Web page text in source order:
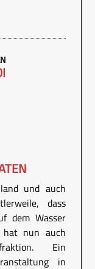
und auch
dass
dem Wasser
hat nun auch
Ein
in